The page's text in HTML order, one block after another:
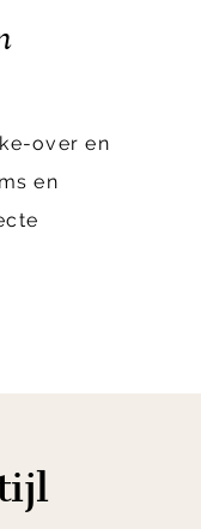
over en
en